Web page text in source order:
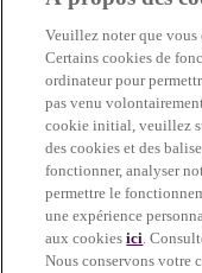
Veuillez noter que vous
Certains cookies de
ordinateur pour
pas venu
cookie initial, veuillez
des cookies et des
fonctionner, analyser
permettre le
une expérience
aux cookiesici.
Nous conservons votre